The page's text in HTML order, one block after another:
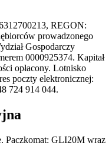
REGON:
prowadzonego
Gospodarczy
0000925374. Kapitał
opłacony. Lotnisko
poczty elektronicznej:
724 914 044.
Paczkomat: GLI20M wraz